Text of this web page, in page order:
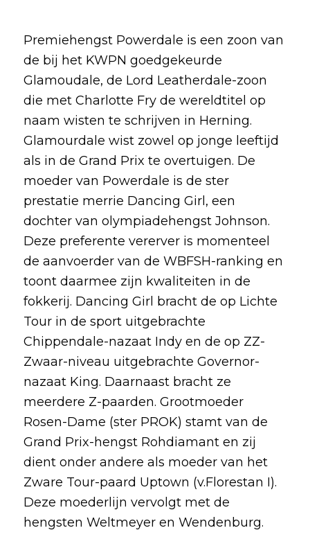
Premiehengst Powerdale is een zoon van
de bij het KWPN goedgekeurde
Glamoudale, de Lord Leatherdale-zoon
die met Charlotte Fry de wereldtitel op
naam wisten te schrijven in Herning.
Glamourdale wist zowel op jonge leeftijd
als in de Grand Prix te overtuigen. De
moeder van Powerdale is de ster
prestatie merrie Dancing Girl, een
dochter van olympiadehengst Johnson.
Deze preferente vererver is momenteel
de aanvoerder van de WBFSH-ranking en
toont daarmee zijn kwaliteiten in de
fokkerij. Dancing Girl bracht de op Lichte
Tour in de sport uitgebrachte
Chippendale-nazaat Indy en de op ZZ-
Zwaar-niveau uitgebrachte Governor-
nazaat King. Daarnaast bracht ze
meerdere Z-paarden. Grootmoeder
Rosen-Dame (ster PROK) stamt van de
Grand Prix-hengst Rohdiamant en zij
dient onder andere als moeder van het
Zware Tour-paard Uptown (v.Florestan I).
Deze moederlijn vervolgt met de
hengsten Weltmeyer en Wendenburg.